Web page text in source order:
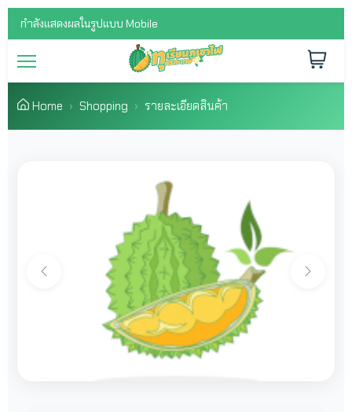
กำลังแสดงผลในรูปแบบ Mobile
Home Shopping รายละเอียดสินค้า
Previous Next